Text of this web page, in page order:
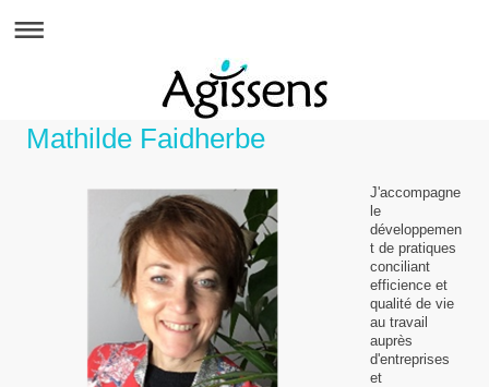
Mathilde Faidherbe
J'accompagne
le
développemen
t de pratiques
conciliant
efficience et
qualité de vie
au travail
auprès
d'entreprises
et